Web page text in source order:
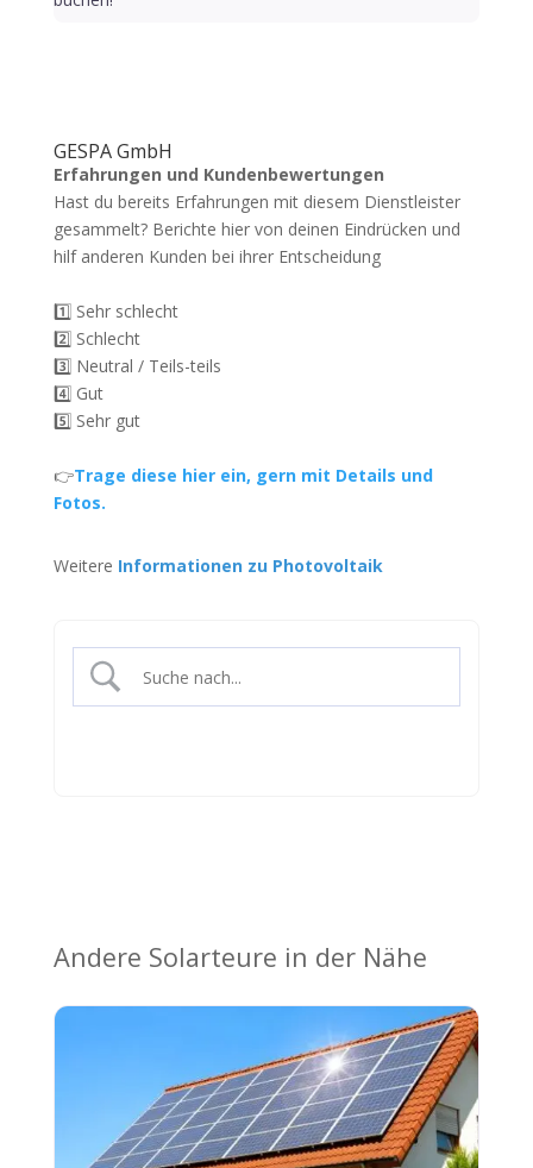
GESPA GmbH
Erfahrungen und Kundenbewertungen
Hast du bereits Erfahrungen mit diesem Dienstleister
gesammelt? Berichte hier von deinen Eindrücken und
hilf anderen Kunden bei ihrer Entscheidung
1️⃣ Sehr schlecht
2️⃣ Schlecht
3️⃣ Neutral / Teils-teils
4️⃣ Gut
5️⃣ Sehr gut
👉Trage diese hier ein, gern mit Details und
Fotos.
Weitere Informationen zu Photovoltaik
Andere Solarteure in der Nähe